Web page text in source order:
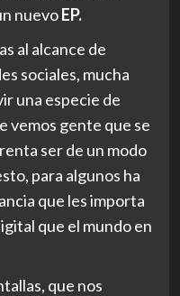
nuevoEP.
al alcance de
sociales, mucha
una especie de
vemos gente que se
ser de un modo
para algunos ha
que les importa
que el mundo en
que nos